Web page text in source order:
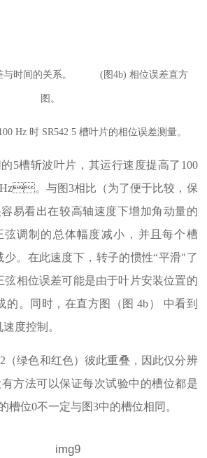
与时间的关系。 (图4b) 相位误差直方
图。
= 100 Hz 时 SR542 5 槽叶片的相位误差测量。
5槽斩波叶片，其运行速度提高了100
Hz。与图3相比（为了便于比较，保
容易看出在较高轴速度下增加角动量的
调制的总体幅度减小，并且每个槽
。在此速度下，转子的惯性“平滑"了
正弦相位误差可能是由于叶片安装位置的
。同时，在直方图（图 4b） 中看到
控制。
2（绿色和红色）彼此重叠，因此仅分辨
没有方法可以保证每次试验中的槽位都是
的槽位0不一定与图3中的槽位相同。